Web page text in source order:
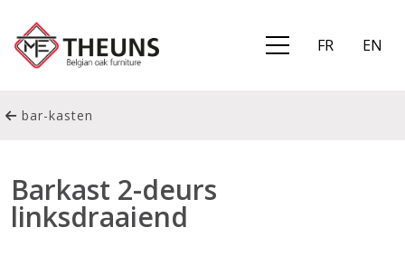
FR EN
bar-kasten
Barkast 2-deurs
linksdraaiend